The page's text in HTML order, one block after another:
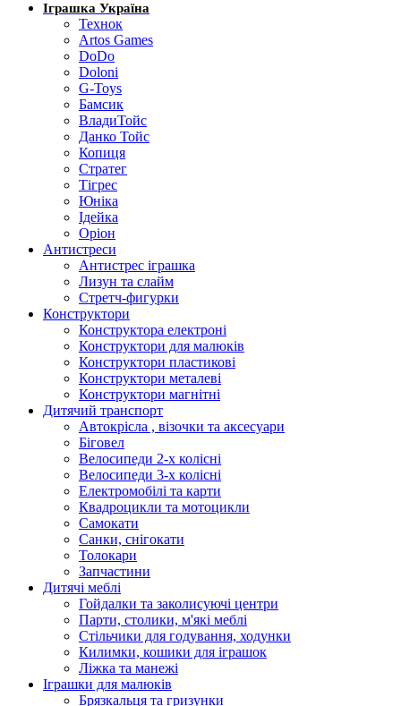
Іграшка Україна
Технок
Artos Games
DoDo
Doloni
G-Toys
Бамсик
ВладиТойс
Данко Тойс
Копиця
Стратег
Тігрес
Юніка
Ідейка
Оріон
Антистреси
Антистрес іграшка
Лизун та слайм
Стретч-фигурки
Конструктори
Конструктора електроні
Конструктори для малюків
Конструктори пластикові
Конструктори металеві
Конструктори магнітні
Дитячий транспорт
Автокрісла , візочки та аксесуари
Біговел
Велосипеди 2-х колісні
Велосипеди 3-х колісні
Електромобілі та карти
Квадроцикли та мотоцикли
Самокати
Санки, снігокати
Толокари
Запчастини
Дитячі меблі
Гойдалки та заколисуючі центри
Парти, столики, м'які меблі
Стільчики для годування, ходунки
Килимки, кошики для іграшок
Ліжка та манежі
Іграшки для малюків
Брязкальця та гризунки